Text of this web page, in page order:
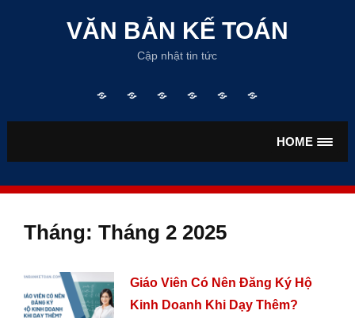
content
VĂN BẢN KẾ TOÁN
Cập nhật tin tức
chủ
VẤN
BẢN
BẢN
LƯƠNGHIỂM
HOME
Tháng: Tháng 2 2025
Giáo Viên Có Nên Đăng Ký Hộ
Kinh Doanh Khi Dạy Thêm?